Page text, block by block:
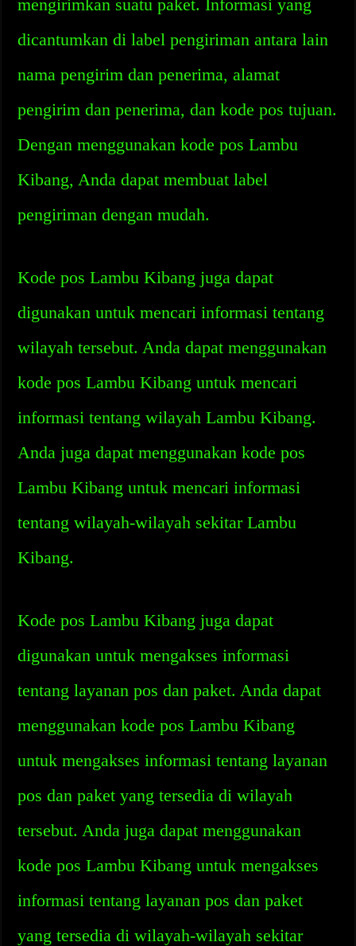
mengirimkan suatu paket. Informasi yang
dicantumkan di label pengiriman antara lain
nama pengirim dan penerima, alamat
pengirim dan penerima, dan kode pos tujuan.
Dengan menggunakan kode pos Lambu
Kibang, Anda dapat membuat label
pengiriman dengan mudah.
Kode pos Lambu Kibang juga dapat
digunakan untuk mencari informasi tentang
wilayah tersebut. Anda dapat menggunakan
kode pos Lambu Kibang untuk mencari
informasi tentang wilayah Lambu Kibang.
Anda juga dapat menggunakan kode pos
Lambu Kibang untuk mencari informasi
tentang wilayah-wilayah sekitar Lambu
Kibang.
Kode pos Lambu Kibang juga dapat
digunakan untuk mengakses informasi
tentang layanan pos dan paket. Anda dapat
menggunakan kode pos Lambu Kibang
untuk mengakses informasi tentang layanan
pos dan paket yang tersedia di wilayah
tersebut. Anda juga dapat menggunakan
kode pos Lambu Kibang untuk mengakses
informasi tentang layanan pos dan paket
yang tersedia di wilayah-wilayah sekitar